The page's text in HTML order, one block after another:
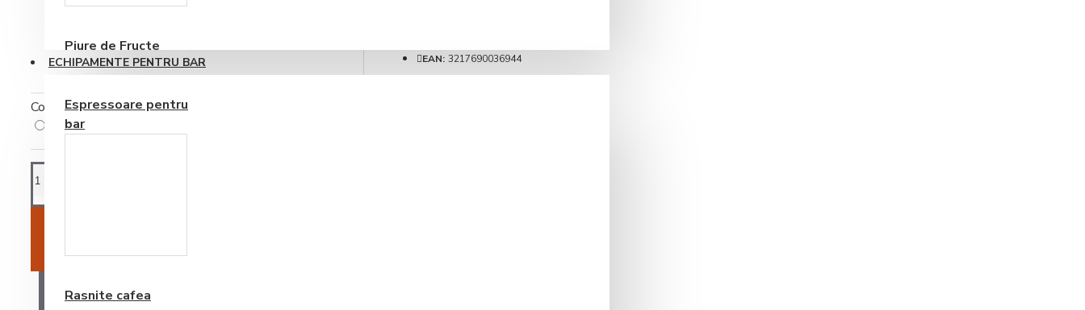
Piure de Fructe
ECHIPAMENTE PENTRU BAR
Espressoare pentru
bar
Rasnite cafea
EAN: 3217690036944
Cost ambalare
Cost ambalare
AI O ÎNTREBARE?